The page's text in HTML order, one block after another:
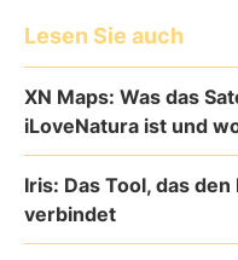
Lesen Sie auch
XN Maps: Was das
iLoveNatura ist und
Iris: Das Tool, das
verbindet